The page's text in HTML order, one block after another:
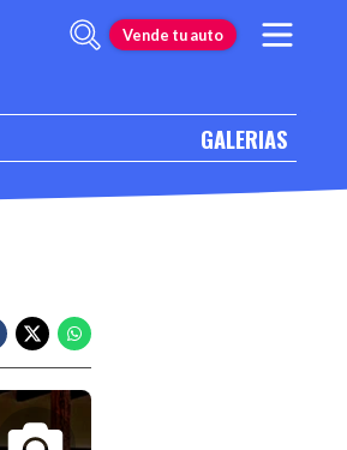
Vende tu auto
GALERIAS